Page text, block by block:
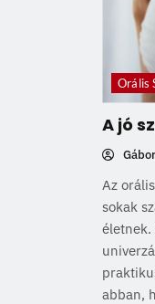
Orális
A jó
Gábor
Az
sokak
életnek.
abban,